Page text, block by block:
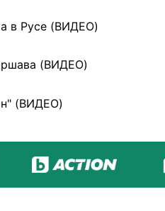
в Русе (ВИДЕО)
(ВИДЕО)
(ВИДЕО)